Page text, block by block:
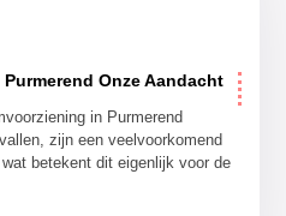
Onze Aandacht
in Purmerend
zijn een veelvoorkomend
betekent dit eigenlijk voor de